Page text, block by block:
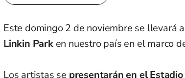
Este domingo 2 de noviembre se llevará
Linkin Parken nuestro país en el marco
Los artistas se presentarán en el